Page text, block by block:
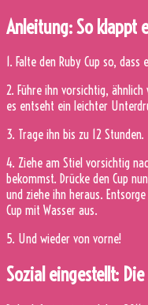
Anleitung: So klappt
1. Falte den Ruby Cup so,
2. Führe ihn vorsichtig,
es entseht ein leichter
3. Trage ihn bis zu 12 Stunden.
4. Ziehe am Stiel vorsichtig
bekommst. Drücke den Cup
und ziehe ihn heraus.
Cup mit Wasser aus.
5. Und wieder von vorne!
Sozial eingestellt: